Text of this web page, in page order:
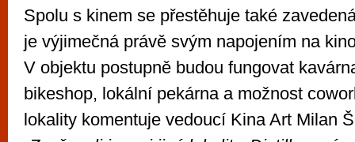
Spolu s kinem se přestěhuje také
je výjimečná právě svým napojením na
V objektu postupně budou fungovat
bikeshop, lokální pekárna a možnost
lokality komentuje vedoucí Kina Art Milan